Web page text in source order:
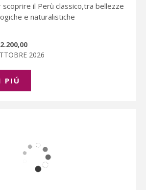
il Perù classico,tra bellezze
e naturalistiche
2026
PIÚ